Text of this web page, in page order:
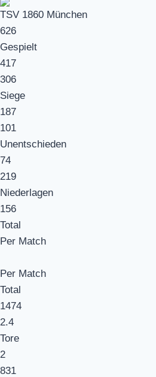
TSV 1860 München
626
Gespielt
417
306
Siege
187
101
Unentschieden
74
219
Niederlagen
156
Total
Per Match
Per Match
Total
1474
2.4
Tore
2
831